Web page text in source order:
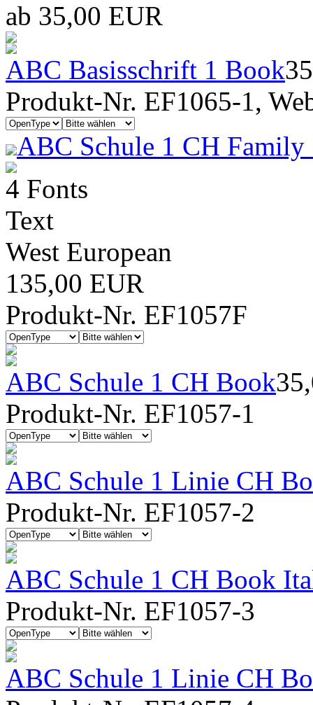
ab 35,00 EUR
ABC Basisschrift 1 Book
Produkt-Nr. EF1065-1,
ABC Schule 1 CH Family
4 Fonts
Text
West European
135,00 EUR
Produkt-Nr. EF1057F
ABC Schule 1 CH Book
Produkt-Nr. EF1057-1
ABC Schule 1 Linie CH
Produkt-Nr. EF1057-2
ABC Schule 1 CH Book
Produkt-Nr. EF1057-3
ABC Schule 1 Linie CH